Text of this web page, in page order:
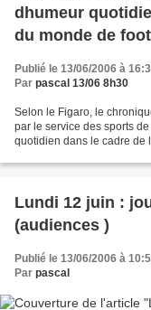
dhumeur
du monde de
Publié le 13/06/2006 à
Par pascal 13/06 8h30
Selon le Figaro, le
par le service des sports
quotidien dans le cadre de
Lundi 12 juin :
(audiences )
Publié le 13/06/2006 à
Par pascal